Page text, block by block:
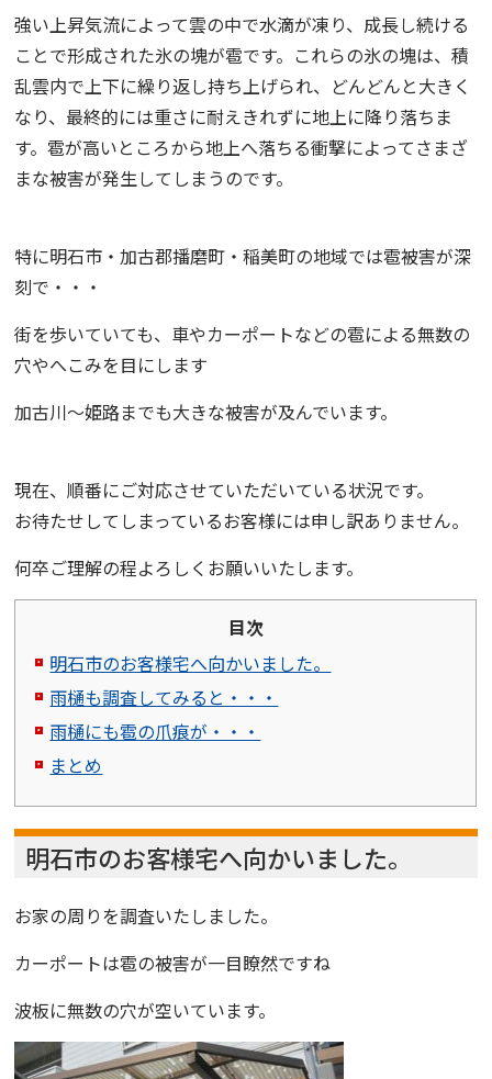
強い上昇気流によって雲の中で水滴が凍り、成長し続ける
ことで形成された氷の塊が雹です。これらの氷の塊は、積
乱雲内で上下に繰り返し持ち上げられ、どんどんと大きく
なり、最終的には重さに耐えきれずに地上に降り落ちま
す。雹が高いところから地上へ落ちる衝撃によってさまざ
まな被害が発生してしまうのです。
特に明石市・加古郡播磨町・稲美町の地域では雹被害が深
刻で・・・
街を歩いていても、車やカーポートなどの雹による無数の
穴やへこみを目にします
加古川〜姫路までも大きな被害が及んでいます。
現在、順番にご対応させていただいている状況です。
お待たせしてしまっているお客様には申し訳ありません。
何卒ご理解の程よろしくお願いいたします。
目次
明石市のお客様宅へ向かいました。
雨樋も調査してみると・・・
雨樋にも雹の爪痕が・・・
まとめ
明石市のお客様宅へ向かいました。
お家の周りを調査いたしました。
カーポートは雹の被害が一目瞭然ですね
波板に無数の穴が空いています。